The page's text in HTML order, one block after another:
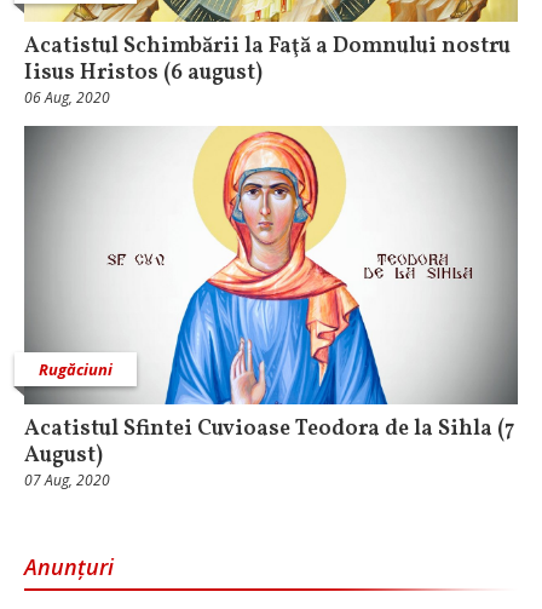
Acatistul Schimbării la Faţă a Domnului nostru
Iisus Hristos (6 august)
06 Aug, 2020
Rugăciuni
Acatistul Sfintei Cuvioase Teodora de la Sihla (7
August)
07 Aug, 2020
Anunțuri